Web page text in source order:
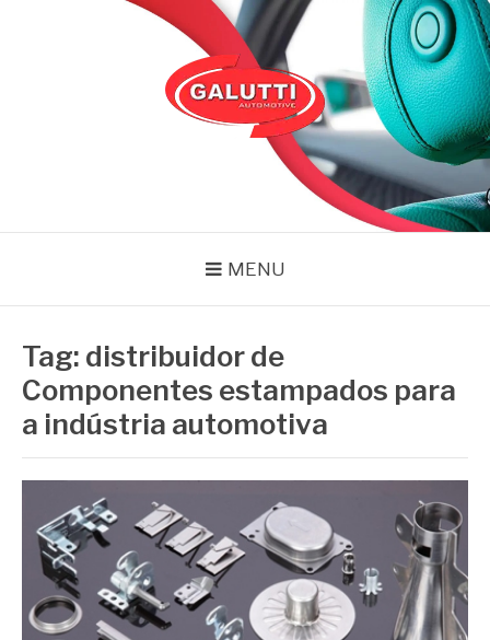
MENU
Tag: distribuidor de
Componentes estampados para
a indústria automotiva